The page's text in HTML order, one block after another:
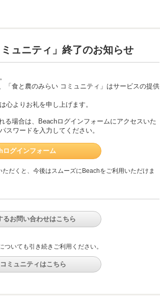
ミュニティ」終了のお知らせ
「食と農のみらい コミュニティ」はサービスの提供
心よりお礼を申し上げます。
る場合は、Beachログインフォームにアクセスいた
スワードを入力してください。
ログインフォーム
だくと、今後はスムーズにBeachをご利用いただけま
るお問い合わせはこちら
ついても引き続きご利用ください。
ミュニティはこちら